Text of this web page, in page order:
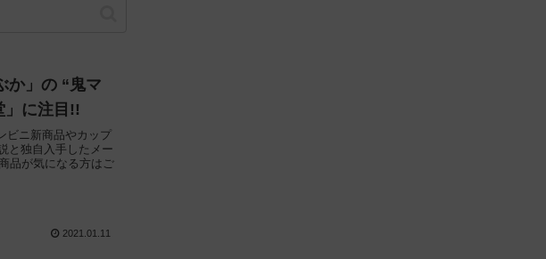
か」の “鬼マ
」に注目!!
ビニ新商品やカップ
と独自入手したメー
品が気になる方はご
2021.01.11